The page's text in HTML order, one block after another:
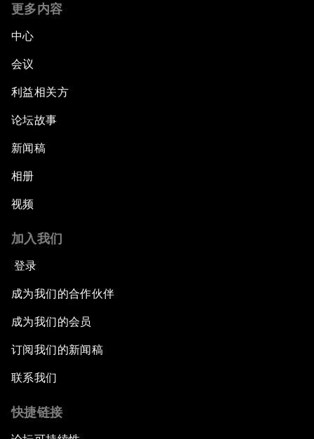
更多内容
中心
会议
利益相关方
论坛故事
新闻稿
相册
视频
加入我们
登录
成为我们的合作伙伴
成为我们的会员
订阅我们的新闻稿
联系我们
快捷链接